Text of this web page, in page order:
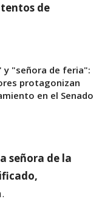
de
y "señora de feria":
protagonizan
en el Senado
señora de la